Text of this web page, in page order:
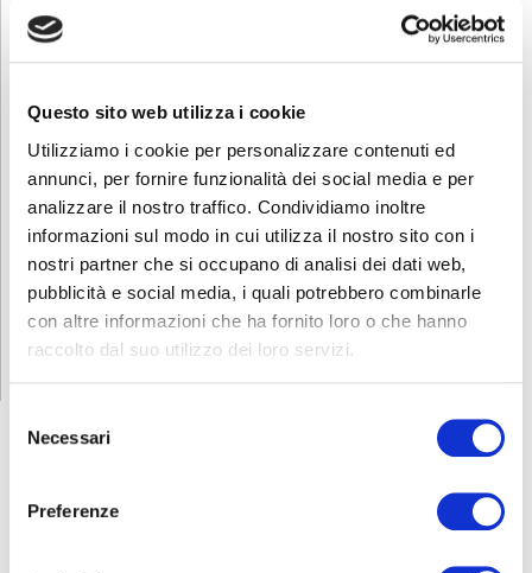
Questo sito web utilizza i cookie
Utilizziamo i cookie per personalizzare contenuti ed
annunci, per fornire funzionalità dei social media e per
analizzare il nostro traffico. Condividiamo inoltre
informazioni sul modo in cui utilizza il nostro sito con i
nostri partner che si occupano di analisi dei dati web,
pubblicità e social media, i quali potrebbero combinarle
con altre informazioni che ha fornito loro o che hanno
raccolto dal suo utilizzo dei loro servizi.
delNecessari
Preferenze
dedicata.
Per avere ulteriori informazioni sul corso non esitate a contattarci
al numero 035.614466 o alla seguente mail
lavoro.curno@abf.eu
Scarica e condividi la locandina!
RICHIEDI INFORMAZIONI
E CORSI